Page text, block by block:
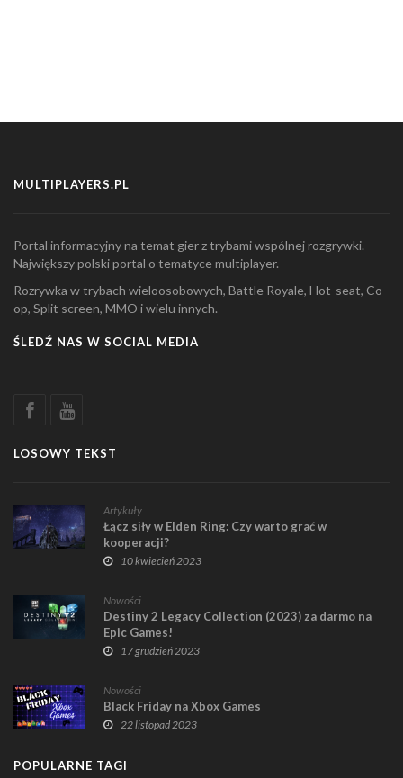
MULTIPLAYERS.PL
Portal informacyjny na temat gier z trybami wspólnej rozgrywki.
Największy polski portal o tematyce multiplayer.
Rozrywka w trybach wieloosobowych, Battle Royale, Hot-seat, Co-
op, Split screen, MMO i wielu innych.
ŚLEDŹ NAS W SOCIAL MEDIA
LOSOWY TEKST
Artykuły
Łącz siły w Elden Ring: Czy warto grać w
kooperacji?
10 kwiecień 2023
Nowości
Destiny 2 Legacy Collection (2023) za darmo na
Epic Games!
17 grudzień 2023
Nowości
Black Friday na Xbox Games
22 listopad 2023
POPULARNE TAGI